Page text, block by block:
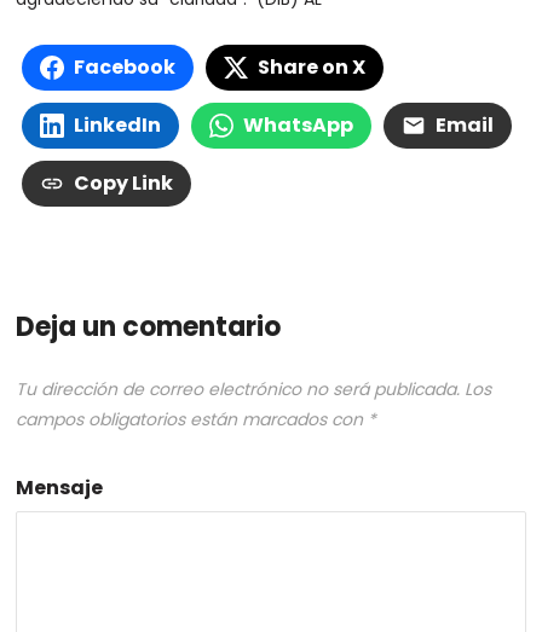
Facebook Share on X
LinkedIn WhatsApp Email
Copy Link
Deja un comentario
Tu dirección de correo electrónico no será publicada. Los
campos obligatorios están marcados con *
Mensaje